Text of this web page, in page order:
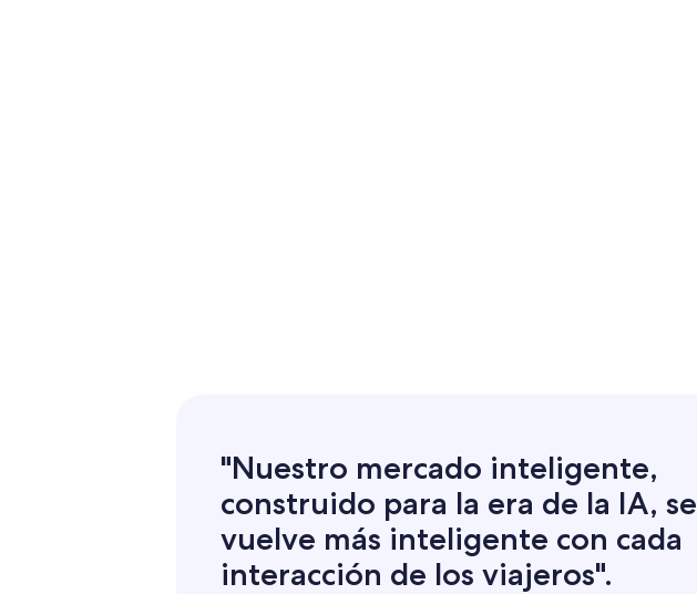
"Nuestro mercado inteligente,
construido para la era de la IA, se
vuelve más inteligente con cada
interacción de los viajeros".